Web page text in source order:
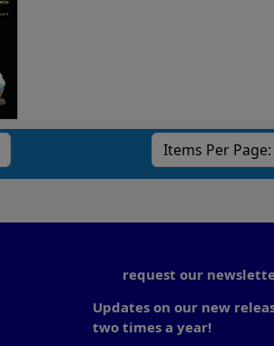
Items Per
request our
Updates on our new
two times a year!